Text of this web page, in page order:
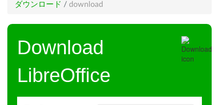
ダウンロード / download
Download
LibreOffice